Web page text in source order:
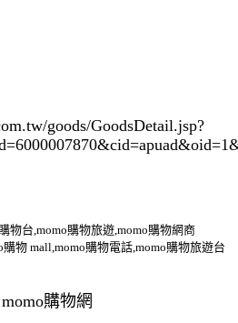
goods/GoodsDetail.jsp?
物台,momo購物旅遊,momo購物網商
物 mall,momo購物電話,momo購物旅遊台
購物網